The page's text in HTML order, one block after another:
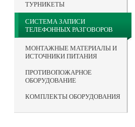
ТУРНИКЕТЫ
СИСТЕМА ЗАПИСИ
ТЕЛЕФОННЫХ РАЗГОВОРОВ
МОНТАЖНЫЕ МАТЕРИАЛЫ И
ИСТОЧНИКИ ПИТАНИЯ
ПРОТИВОПОЖАРНОЕ
ОБОРУДОВАНИЕ
КОМПЛЕКТЫ ОБОРУДОВАНИЯ